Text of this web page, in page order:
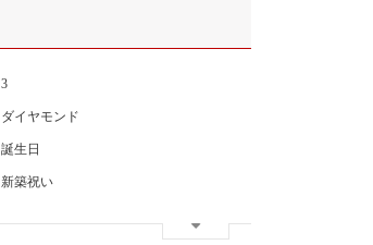
3
ダイヤモンド
誕生日
新築祝い